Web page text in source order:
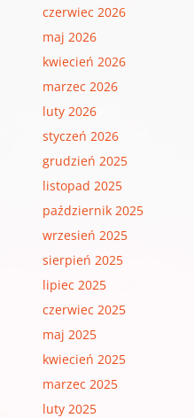
czerwiec 2026
maj 2026
kwiecień 2026
marzec 2026
luty 2026
styczeń 2026
grudzień 2025
listopad 2025
październik 2025
wrzesień 2025
sierpień 2025
lipiec 2025
czerwiec 2025
maj 2025
kwiecień 2025
marzec 2025
luty 2025